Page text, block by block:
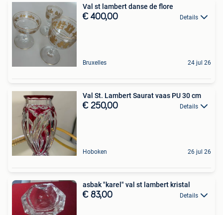
Val st lambert danse de flore
€ 400,00 Details
Bruxelles 24 jul 26
Val St. Lambert Saurat vaas PU 30 cm
€ 250,00 Details
Hoboken 26 jul 26
asbak "karel" val st lambert kristal
€ 83,00 Details